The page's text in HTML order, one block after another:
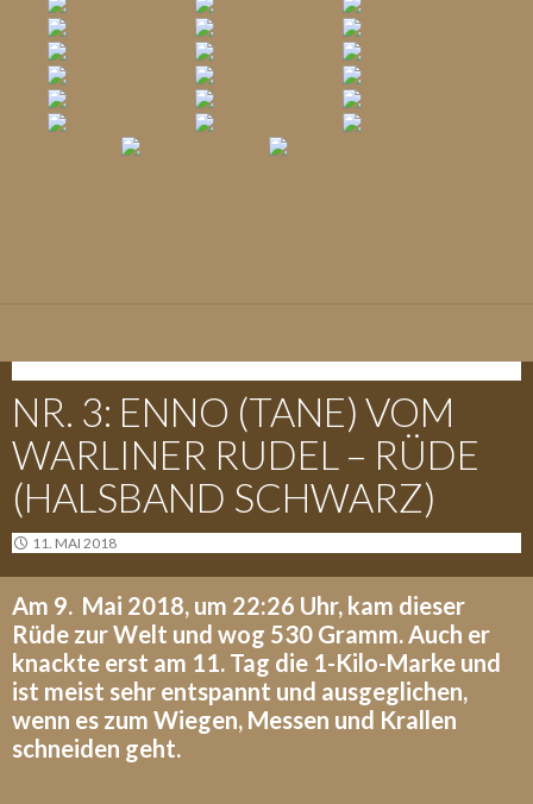
NR. 3: ENNO (TANE) VOM
WARLINER RUDEL – RÜDE
(HALSBAND SCHWARZ)
11. MAI 2018
Am 9. Mai 2018, um 22:26 Uhr, kam dieser
Rüde zur Welt und wog 530 Gramm. Auch er
knackte erst am 11. Tag die 1-Kilo-Marke und
ist meist sehr entspannt und ausgeglichen,
wenn es zum Wiegen, Messen und Krallen
schneiden geht.